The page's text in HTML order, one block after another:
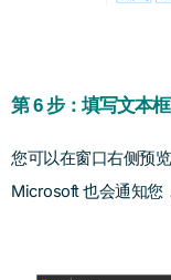
第 6 步：填写文本框
您可以在窗口右侧预
Microsoft 也会通知您